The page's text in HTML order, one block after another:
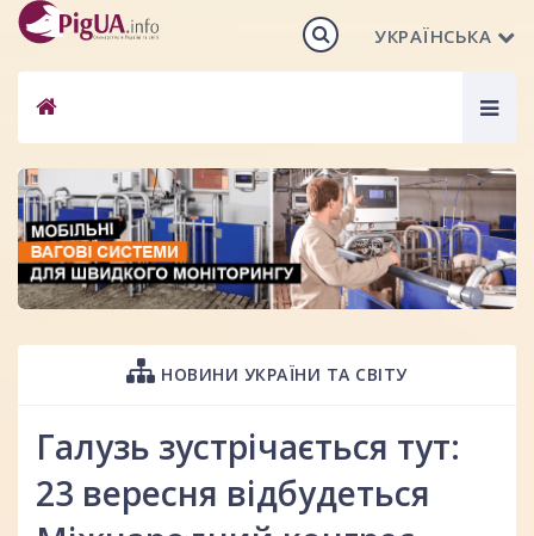
УКРАЇНСЬКА
НОВИНИ УКРАЇНИ ТА СВІТУ
Галузь зустрічається тут:
23 вересня відбудеться